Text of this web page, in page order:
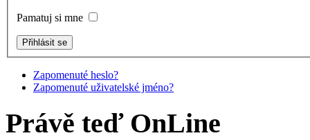
Pamatuj si mne
Zapomenuté heslo?
Zapomenuté uživatelské jméno?
Právě teď OnLine